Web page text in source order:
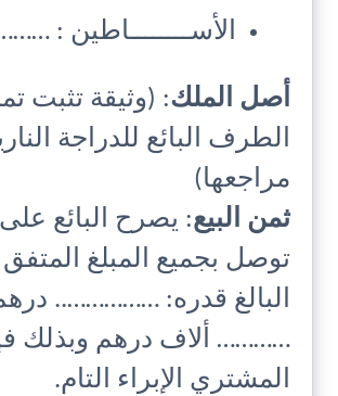
الأســــــــاطين :
أصل الملك: (وثيقة تثبت
الطرف البائع للدراجة
مراجعها)
ثمن البيع: يصرح البائع على
توصل بجميع المبلغ المتفق
البالغ قدره: ……………..
………… ألاف درهم وبذلك
المشتري الإبراء التام.